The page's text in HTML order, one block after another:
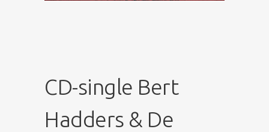
CD-single Bert
Hadders & De